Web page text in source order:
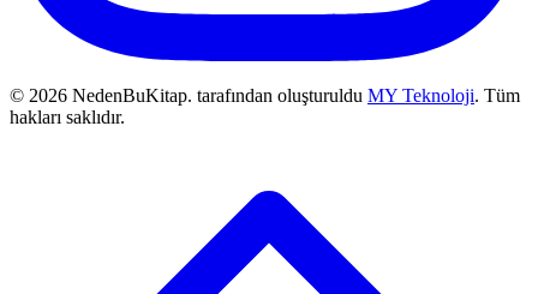
© 2026 NedenBuKitap. tarafından oluşturuldu MY Teknoloji. Tüm
hakları saklıdır.